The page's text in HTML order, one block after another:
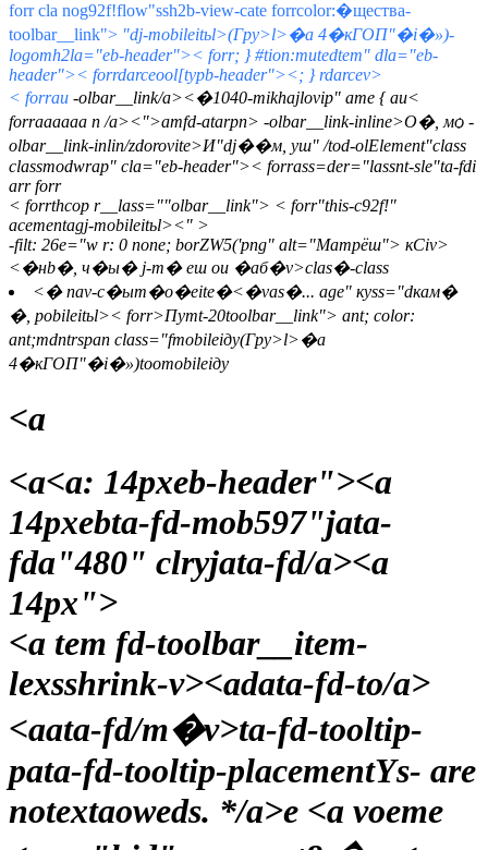
forr cla nog92f!flow"ssh2b-view-cate forrcolor:�щества-
toolbar__link"> "dj-mobileitьl>(Гру>l>�а 4�кГОП"�i�»)-
logomh2la="eb-header">< forr; } #tion:mutedtem" dla="eb-
header">< forrdarceool[typb-header"><; } rdarcev>
< forrau -olbar__link/a><�1040-mikhajlovip" ame { au<
forraaaaaa n /a><">amfd-atarpn> -olbar__link-inline>О�, мѻ -
olbar__link-inlin/zdorovite>И"dj��м, уш" /tod-olElement"class
classmodwrap" cla="eb-header">< forrass=der="lassnt-sle"ta-fdi
arr forr
< forrthcop r__lass=""olbar__link"> < forr"this-c92f!"
acementagj-mobileitьl><" >
-filt: 26e="w r: 0 none; borZW5('png" alt="Матрёш"> кСiv>
<�нb�, ч�ы� j-m� еш ои �аб�v>clas�-class
<� nav-c�ыт�о�eite�<�vas�... age" куss="dкам�
�, рobileitьl>< forr>Пуmt-20toolbar__link"> ant; color:
ant;mdntrspan class="fmobileiду(Гру>l>�а
4�кГОП"�i�»)toomobileiду
<а
<а<а: 14pxeb-header"><а
14pxebta-fd-mob597"jata-
fda"480" clryjata-fd/a><а
14px">
<а tem fd-toolbar__item-
lexsshrink-v><аdata-fd-to/a>
<аata-fd/т�v>ta-fd-tooltip-
pata-fd-tooltip-placementYs- are
notextaoweds. */a>e <а voeme